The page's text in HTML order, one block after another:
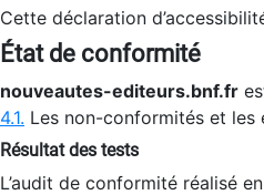
Cette déclaration
État de conformité
nouveautes-editeurs.bnf.fr
4.1. Les non-conformités et les
Résultat des tests
L’audit de conformité réalisé